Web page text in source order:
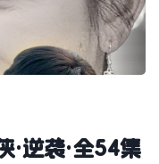
·逆袭·全54集